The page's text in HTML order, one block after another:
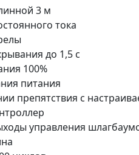
3 м
тока
до 1,5 с
100%
питания
препятствия с
управления